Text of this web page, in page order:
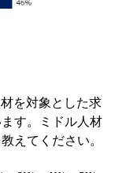
を対象とした求
す。ミドル人材
えてください。